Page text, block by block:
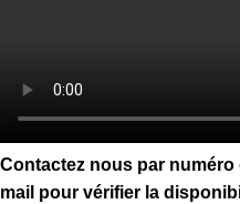
Contactez nous par
mail pour vérifier la